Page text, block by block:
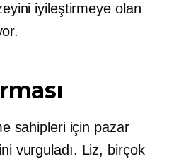
iyileştirmeye olan
sahipleri için pazar
vurguladı. Liz, birçok